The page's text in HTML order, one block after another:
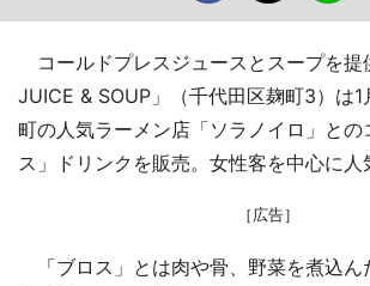
コールドプレスジュースとスープを提
JUICE & SOUP」（千代田区麹町3）は
町の人気ラーメン店「ソラノイロ」との
ス」ドリンクを販売。女性客を中心に人
［広告］
「ブロス」とは肉や骨、野菜を煮込ん